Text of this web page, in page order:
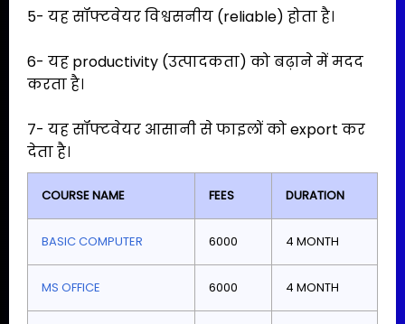
5- यह सॉफ्टवेयर विश्वसनीय (reliable) होता है।
6- यह productivity (उत्पादकता) को बढ़ाने में मदद
करता है।
7- यह सॉफ्टवेयर आसानी से फाइलों को export कर
देता है।
COURSE NAME FEES DURATION
BASIC COMPUTER 6000 4 MONTH
MS OFFICE 6000 4 MONTH